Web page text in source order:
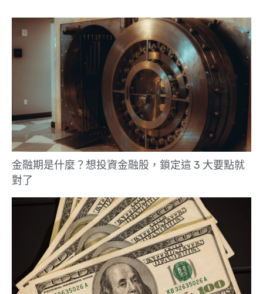
金融期是什麼？想投資金融股，鎖定這 3 大要點就
對了